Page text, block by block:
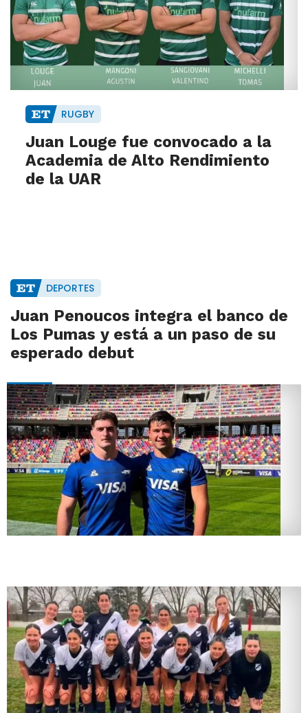
RUGBY
Juan Louge fue convocado a la
Academia de Alto Rendimiento
de la UAR
DEPORTES
Juan Penoucos integra el banco de
Los Pumas y está a un paso de su
esperado debut